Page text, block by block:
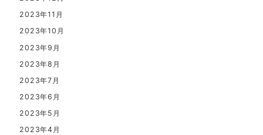
2023年11月
2023年10月
2023年9月
2023年8月
2023年7月
2023年6月
2023年5月
2023年4月